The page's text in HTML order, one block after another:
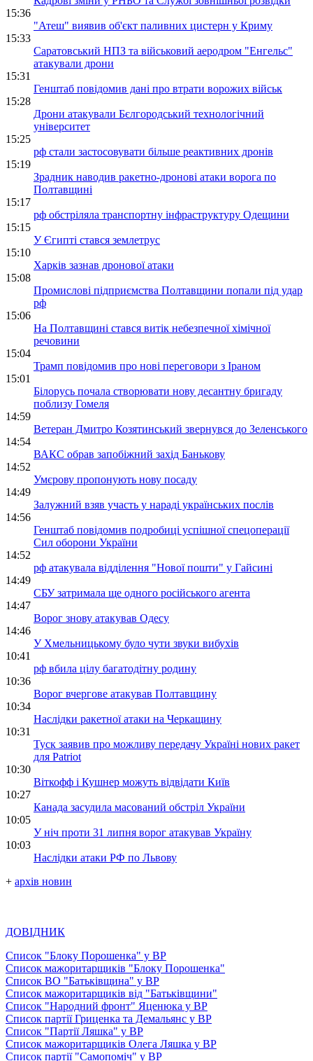
15:36
"Атеш" виявив об'єкт паливних цистерн у Криму
15:33
Саратовський НПЗ та військовий аеродром "Енгельс"
атакували дрони
15:31
Генштаб повідомив дані про втрати ворожих військ
15:28
Дрони атакували Бєлгородський технологічний
університет
15:25
рф стали застосовувати більше реактивних дронів
15:19
Зрадник наводив ракетно-дронові атаки ворога по
Полтавщині
15:17
рф обстріляла транспортну інфраструктуру Одещини
15:15
У Єгипті стався землетрус
15:10
Харків зазнав дронової атаки
15:08
Промислові підприємства Полтавщини попали під удар
рф
15:06
На Полтавщині стався витік небезпечної хімічної
речовини
15:04
Трамп повідомив про нові переговори з Іраном
15:01
Білорусь почала створювати нову десантну бригаду
поблизу Гомеля
14:59
Ветеран Дмитро Козятинський звернувся до Зеленського
14:54
ВАКС обрав запобіжний захід Банькову
14:52
Умєрову пропонують нову посаду
14:49
Залужний взяв участь у нараді українських послів
14:56
Генштаб повідомив подробиці успішної спецоперації
Сил оборони України
14:52
рф атакувала відділення "Нової пошти" у Гайсині
14:49
СБУ затримала ще одного російського агента
14:47
Ворог знову атакував Одесу
14:46
У Хмельницькому було чути звуки вибухів
10:41
рф вбила цілу багатодітну родину
10:36
Ворог вчергове атакував Полтавщину
10:34
Наслідки ракетної атаки на Черкащину
10:31
Туск заявив про можливу передачу Україні нових ракет
для Patriot
10:30
Віткофф і Кушнер можуть відвідати Київ
10:27
Канада засудила масований обстріл України
10:05
У ніч проти 31 липня ворог атакував Україну
10:03
Наслідки атаки РФ по Львову
+ архів новин
ДОВІДНИК
Список "Блоку Порошенка" у ВР
Список мажоритарщиків "Блоку Порошенка"
Список ВО "Батьківщина" у ВР
Список мажоритарщиків від "Батьківщини"
Список "Народний фронт" Яценюка у ВР
Список партії Гриценка та Демальянс у ВР
Список "Партії Ляшка" у ВР
Список мажоритарщиків Олега Ляшка у ВР
Список партії "Самопоміч" у ВР